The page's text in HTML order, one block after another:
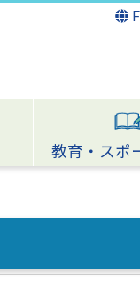
教育・スポ